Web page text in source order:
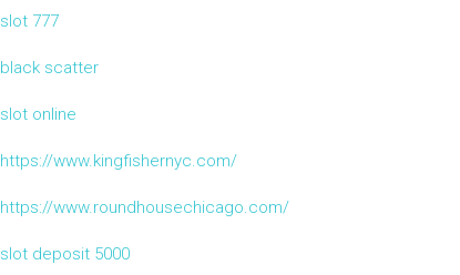
slot 777
black scatter
slot online
https://www.kingfishernyc.com/
https://www.roundhousechicago.com/
slot deposit 5000